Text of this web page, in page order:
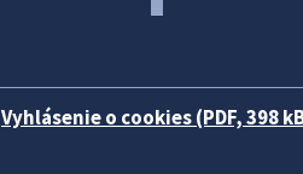
Vyhlásenie o cookies (PDF, 398